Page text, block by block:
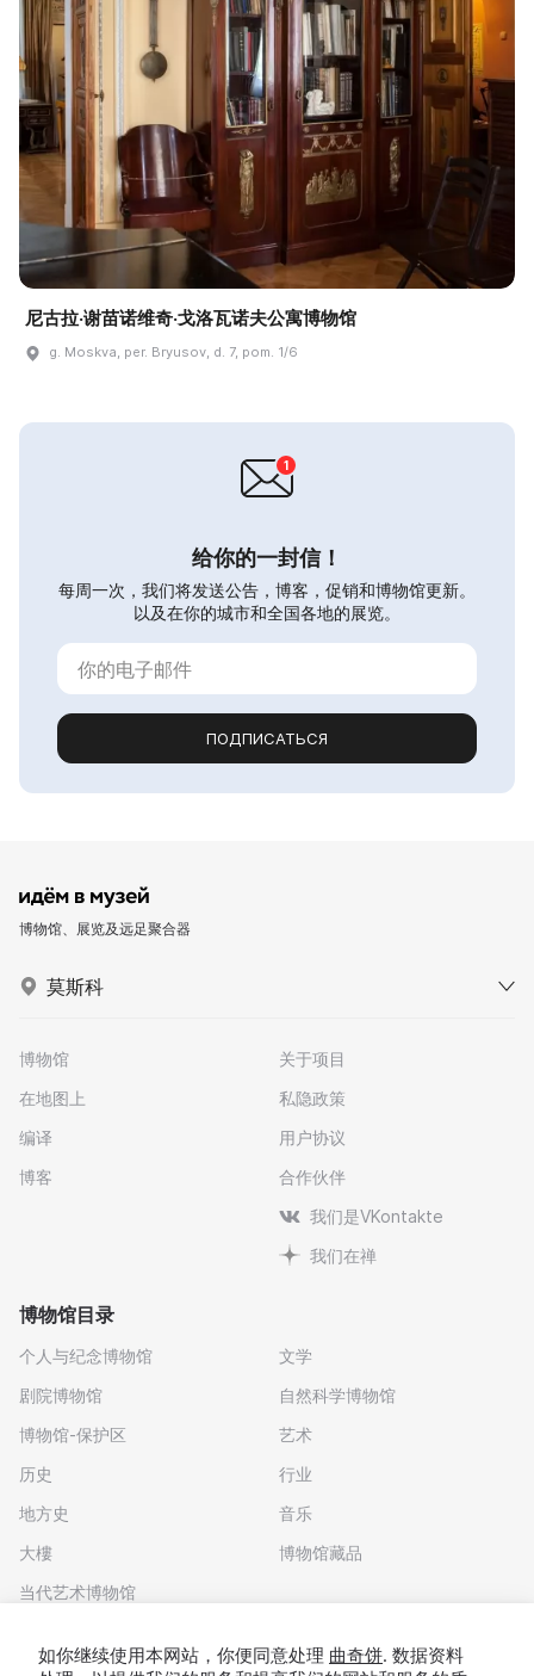
尼古拉·谢苗诺维奇·戈洛瓦诺夫公寓博物馆
g. Moskva, per. Bryusov, d. 7, pom. 1/6
给你的一封信！
每周一次，我们将发送公告，博客，促销和博物馆更新。
以及在你的城市和全国各地的展览。
ПОДПИСАТЬСЯ
博物馆、展览及远足聚合器
莫斯科
博物馆
在地图上
编译
博客
关于项目
私隐政策
用户协议
合作伙伴
我们是VKontakte
我们在禅
博物馆目录
个人与纪念博物馆
剧院博物馆
博物馆-保护区
历史
地方史
大樓
当代艺术博物馆
文学
自然科学博物馆
艺术
行业
音乐
博物馆藏品
如你继续使用本网站，你便同意处理 曲奇饼. 数据资料